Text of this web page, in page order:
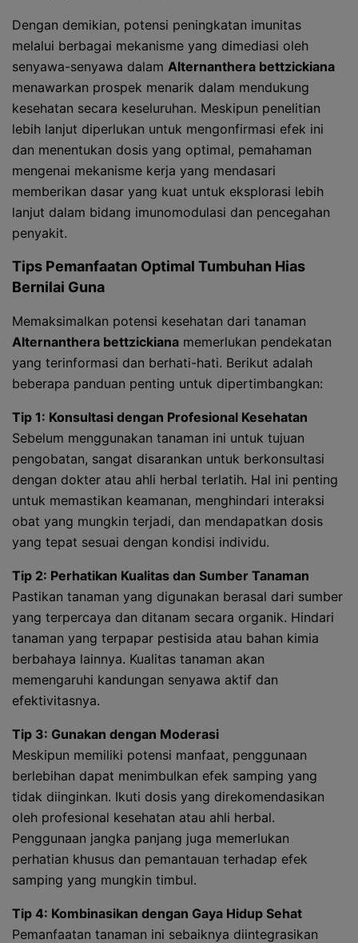
Dengan demikian, potensi peningkatan imunitas
melalui berbagai mekanisme yang dimediasi oleh
senyawa-senyawa dalam Alternanthera bettzickiana
menawarkan prospek menarik dalam mendukung
kesehatan secara keseluruhan. Meskipun penelitian
lebih lanjut diperlukan untuk mengonfirmasi efek ini
dan menentukan dosis yang optimal, pemahaman
mengenai mekanisme kerja yang mendasari
memberikan dasar yang kuat untuk eksplorasi lebih
lanjut dalam bidang imunomodulasi dan pencegahan
penyakit.
Tips Pemanfaatan Optimal Tumbuhan Hias
Bernilai Guna
Memaksimalkan potensi kesehatan dari tanaman
Alternanthera bettzickiana memerlukan pendekatan
yang terinformasi dan berhati-hati. Berikut adalah
beberapa panduan penting untuk dipertimbangkan:
Tip 1: Konsultasi dengan Profesional Kesehatan
Sebelum menggunakan tanaman ini untuk tujuan
pengobatan, sangat disarankan untuk berkonsultasi
dengan dokter atau ahli herbal terlatih. Hal ini penting
untuk memastikan keamanan, menghindari interaksi
obat yang mungkin terjadi, dan mendapatkan dosis
yang tepat sesuai dengan kondisi individu.
Tip 2: Perhatikan Kualitas dan Sumber Tanaman
Pastikan tanaman yang digunakan berasal dari sumber
yang terpercaya dan ditanam secara organik. Hindari
tanaman yang terpapar pestisida atau bahan kimia
berbahaya lainnya. Kualitas tanaman akan
memengaruhi kandungan senyawa aktif dan
efektivitasnya.
Tip 3: Gunakan dengan Moderasi
Meskipun memiliki potensi manfaat, penggunaan
berlebihan dapat menimbulkan efek samping yang
tidak diinginkan. Ikuti dosis yang direkomendasikan
oleh profesional kesehatan atau ahli herbal.
Penggunaan jangka panjang juga memerlukan
perhatian khusus dan pemantauan terhadap efek
samping yang mungkin timbul.
Tip 4: Kombinasikan dengan Gaya Hidup Sehat
Pemanfaatan tanaman ini sebaiknya diintegrasikan